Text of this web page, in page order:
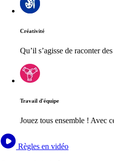
Créativité
Qu’il s’agisse de raconter
Travail d'équipe
Jouez tous ensemble ! Avec
Règles en vidéo